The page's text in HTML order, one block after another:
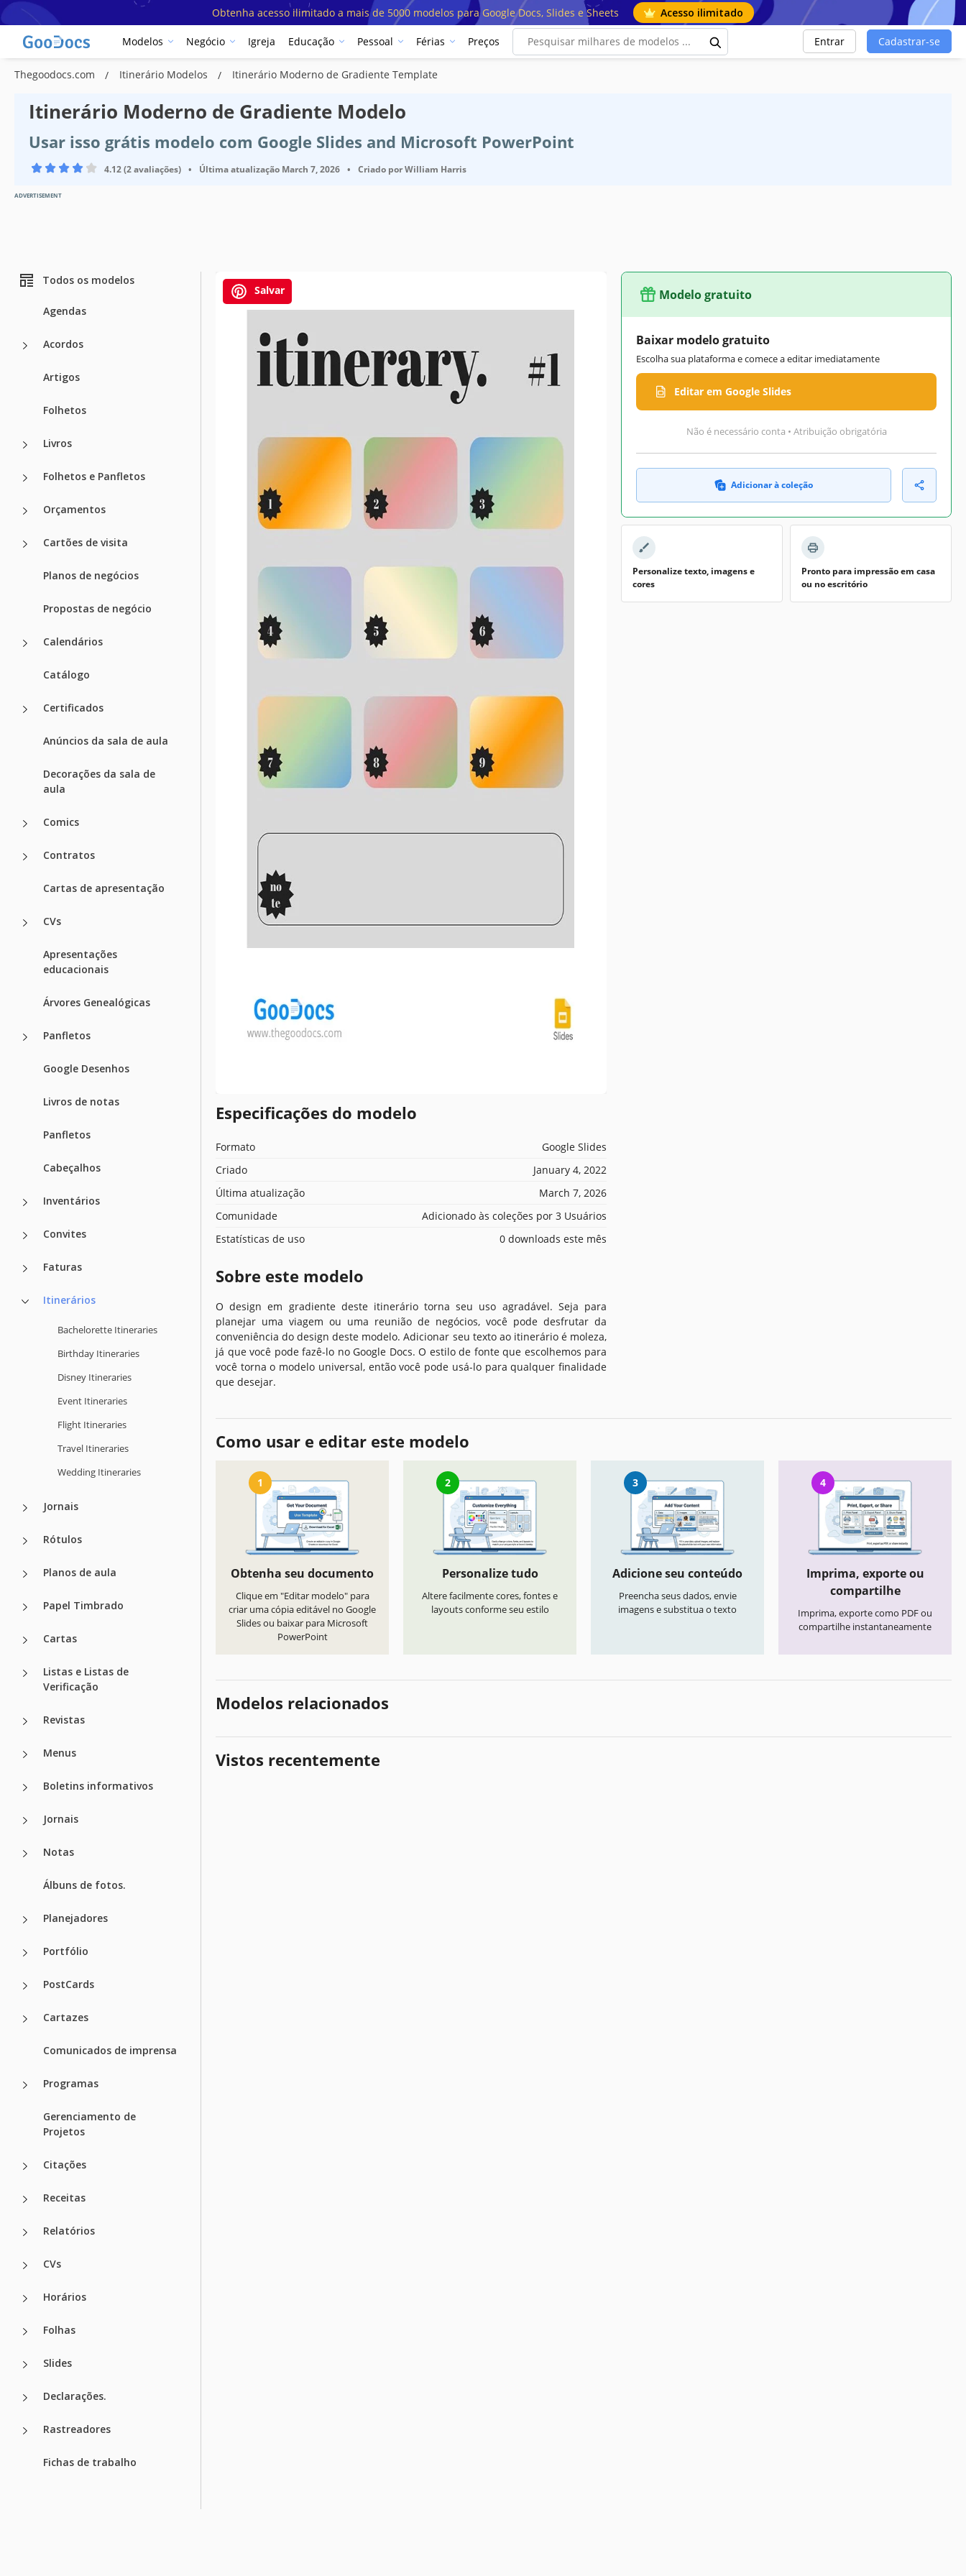
Obtenha acesso ilimitado a mais de 5000 modelos para Google Docs, Slides e Sheets Acesso ilimitado
Modelos Negócio Igreja Educação Pessoal Férias Preços Entrar Cadastrar-se
Thegoodocs.com Itinerário Modelos Itinerário Moderno de Gradiente Template
Itinerário Moderno de Gradiente Modelo
Usar isso grátis modelo com Google Slides and Microsoft PowerPoint
4.12 (2 avaliações) • Última atualização March 7, 2026 • Criado porWilliam Harris
ADVERTISEMENT
Todos os modelos
Agendas
Acordos
Artigos
Folhetos
Livros
Folhetos e Panfletos
Orçamentos
Cartões de visita
Planos de negócios
Propostas de negócio
Calendários
Catálogo
Certificados
Anúncios da sala de aula
Decorações da sala de
aula
Comics
Contratos
Cartas de apresentação
CVs
Apresentações
educacionais
Árvores Genealógicas
Panfletos
Google Desenhos
Livros de notas
Panfletos
Cabeçalhos
Inventários
Convites
Faturas
Itinerários
Bachelorette Itineraries
Birthday Itineraries
Disney Itineraries
Event Itineraries
Flight Itineraries
Travel Itineraries
Wedding Itineraries
Jornais
Rótulos
Planos de aula
Papel Timbrado
Cartas
Listas e Listas de
Verificação
Revistas
Menus
Boletins informativos
Jornais
Notas
Álbuns de fotos.
Planejadores
Portfólio
PostCards
Cartazes
Comunicados de imprensa
Programas
Gerenciamento de
Projetos
Citações
Receitas
Relatórios
CVs
Horários
Folhas
Slides
Declarações.
Rastreadores
Fichas de trabalho
Salvar
Especificações do modelo
Formato
Google Slides
Criado
January 4, 2022
Última atualização
March 7, 2026
Comunidade
Adicionado às coleções por 3 Usuários
Estatísticas de uso
0 downloads este mês
Sobre este modelo
O design em gradiente deste itinerário torna seu uso agradável. Seja para
planejar uma viagem ou uma reunião de negócios, você pode desfrutar da
conveniência do design deste modelo. Adicionar seu texto ao itinerário é moleza,
já que você pode fazê-lo no Google Docs. O estilo de fonte que escolhemos para
você torna o modelo universal, então você pode usá-lo para qualquer finalidade
que desejar.
Modelo gratuito
Baixar modelo gratuito
Escolha sua plataforma e comece a editar imediatamente
Editar em Google Slides
Não é necessário conta • Atribuição obrigatória
Adicionar à coleção
Personalize texto, imagens e
cores
Pronto para impressão em casa
ou no escritório
Como usar e editar este modelo
1
Obtenha seu documento
Clique em "Editar modelo" para
criar uma cópia editável no Google
Slides ou baixar para Microsoft
PowerPoint
2
Personalize tudo
Altere facilmente cores, fontes e
layouts conforme seu estilo
3
Adicione seu conteúdo
Preencha seus dados, envie
imagens e substitua o texto
4
Imprima, exporte ou
compartilhe
Imprima, exporte como PDF ou
compartilhe instantaneamente
Modelos relacionados
Vistos recentemente